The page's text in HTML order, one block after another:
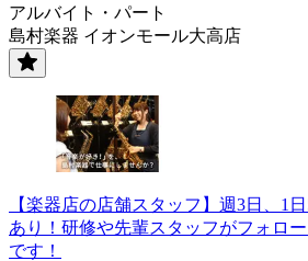
アルバイト・パート
島村楽器 イオンモール大高店
【楽器店の店舗スタッフ】週3日、1
あり！研修や先輩スタッフがフォロ
です！